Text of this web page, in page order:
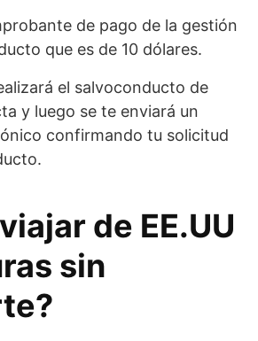
de pago de la gestión
que es de 10 dólares.
el salvoconducto de
y luego se te enviará un
confirmando tu solicitud
de EE.UU
sin